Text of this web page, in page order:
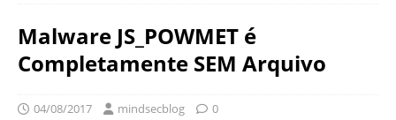
Malware JS_POWMET é
Completamente SEM Arquivo
04/08/2017 mindsecblog 0